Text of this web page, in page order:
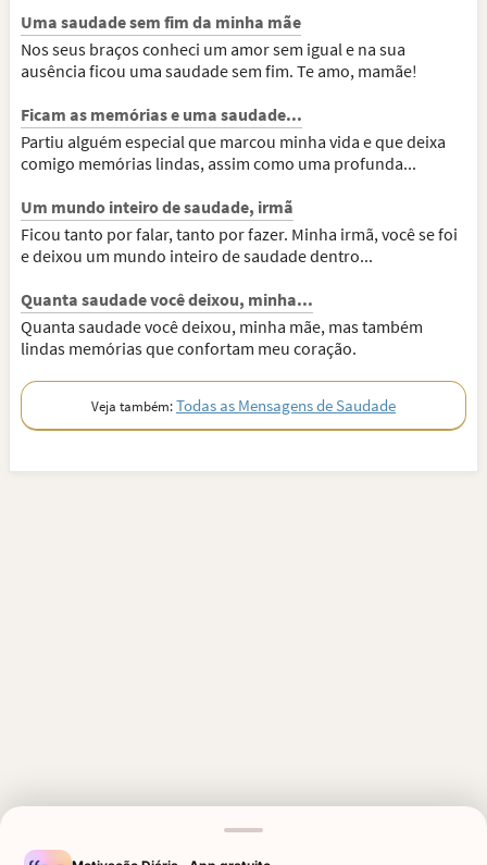
Uma saudade sem fim da minha mãe
Nos seus braços conheci um amor sem igual e na sua
ausência ficou uma saudade sem fim. Te amo, mamãe!
Ficam as memórias e uma saudade...
Partiu alguém especial que marcou minha vida e que deixa
comigo memórias lindas, assim como uma profunda...
Um mundo inteiro de saudade, irmã
Ficou tanto por falar, tanto por fazer. Minha irmã, você se foi
e deixou um mundo inteiro de saudade dentro...
Quanta saudade você deixou, minha...
Quanta saudade você deixou, minha mãe, mas também
lindas memórias que confortam meu coração.
Veja também:Todas as Mensagens de Saudade
MENSAGENS RELACIONADAS